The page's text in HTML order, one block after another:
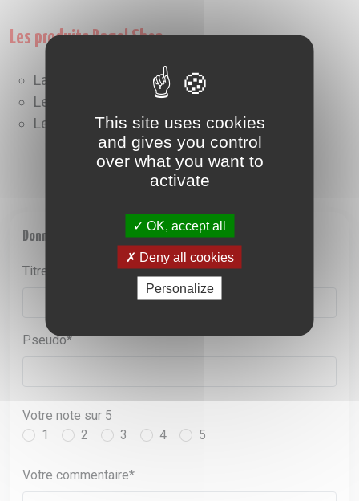
Les produits Bagel Shop
La carte des bagels
Les desserts
Les boissons
Donnez votre avis sur la marque Bagel Shop
Titre*
Pseudo*
Votre note sur 5
1
2 3 4 5
Votre commentaire*
This site uses cookies
and gives you control
over what you want to
activate
OK, accept all
Deny all cookies
Personalize